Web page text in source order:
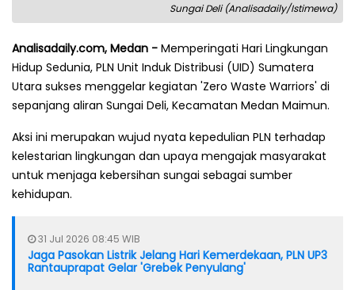
Sungai Deli (Analisadaily/Istimewa)
Analisadaily.com, Medan - Memperingati Hari Lingkungan
Hidup Sedunia, PLN Unit Induk Distribusi (UID) Sumatera
Utara sukses menggelar kegiatan 'Zero Waste Warriors' di
sepanjang aliran Sungai Deli, Kecamatan Medan Maimun.
Aksi ini merupakan wujud nyata kepedulian PLN terhadap
kelestarian lingkungan dan upaya mengajak masyarakat
untuk menjaga kebersihan sungai sebagai sumber
kehidupan.
31 Jul 2026 08:45 WIB
Jaga Pasokan Listrik Jelang Hari Kemerdekaan, PLN UP3
Rantauprapat Gelar 'Grebek Penyulang'